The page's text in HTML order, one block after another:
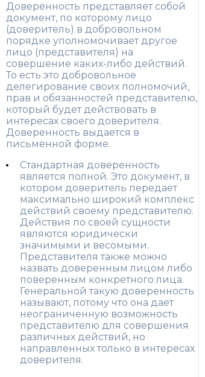
Доверенность представляет собой
документ, по которому лицо
(доверитель) в добровольном
порядке уполномочивает другое
лицо (представителя) на
совершение каких-либо действий.
То есть это добровольное
делегирование своих полномочий,
прав и обязанностей представителю,
который будет действовать в
интересах своего доверителя.
Доверенность выдается в
письменной форме.
Стандартная доверенность
является полной. Это документ, в
котором доверитель передает
максимально широкий комплекс
действий своему представителю.
Действия по своей сущности
являются юридически
значимыми и весомыми.
Представителя также можно
назвать доверенным лицом либо
поверенным конкретного лица.
Генеральной такую доверенность
называют, потому что она дает
неограниченную возможность
представителю для совершения
различных действий, но
направленных только в интересах
доверителя.